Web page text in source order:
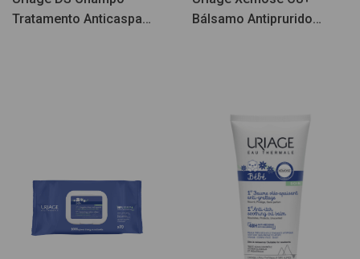
Tratamento Anticaspa
Bálsamo Antiprurido